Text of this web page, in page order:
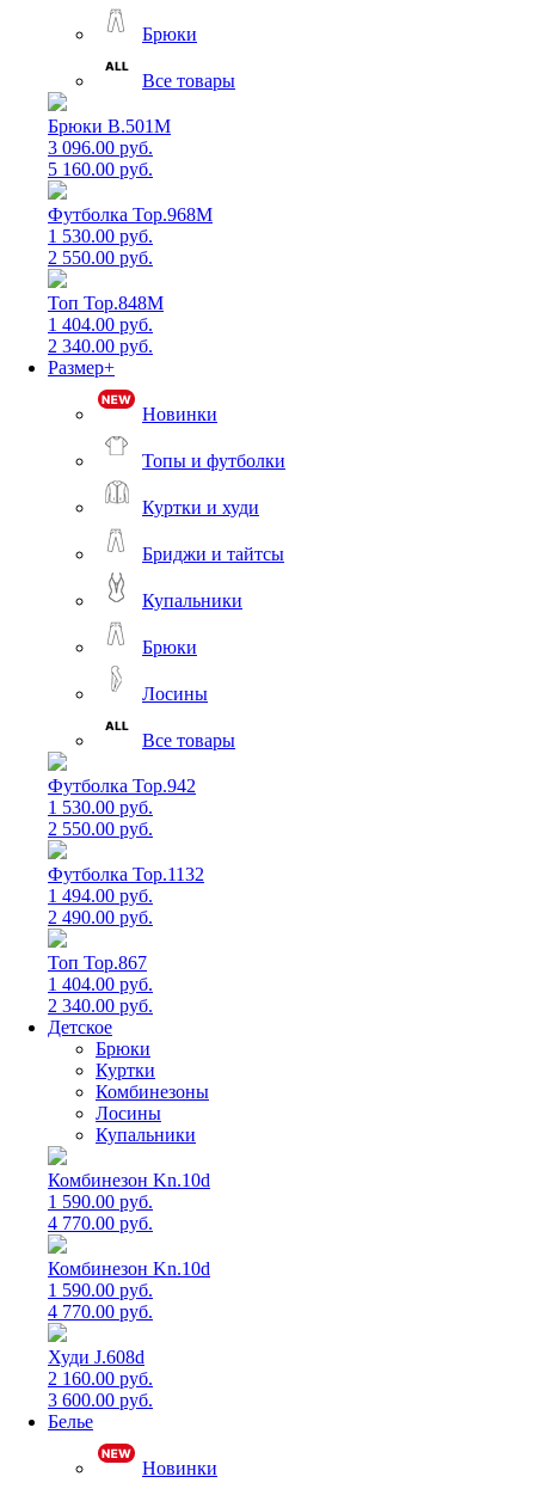
Брюки
Все товары
Брюки B.501M
3 096.00 руб.
5 160.00 руб.
Футболка Top.968M
1 530.00 руб.
2 550.00 руб.
Топ Top.848M
1 404.00 руб.
2 340.00 руб.
Размер+
Новинки
Топы и футболки
Куртки и худи
Бриджи и тайтсы
Купальники
Брюки
Лосины
Все товары
Футболка Top.942
1 530.00 руб.
2 550.00 руб.
Футболка Top.1132
1 494.00 руб.
2 490.00 руб.
Топ Top.867
1 404.00 руб.
2 340.00 руб.
Детское
Брюки
Куртки
Комбинезоны
Лосины
Купальники
Комбинезон Kn.10d
1 590.00 руб.
4 770.00 руб.
Комбинезон Kn.10d
1 590.00 руб.
4 770.00 руб.
Худи J.608d
2 160.00 руб.
3 600.00 руб.
Белье
Новинки